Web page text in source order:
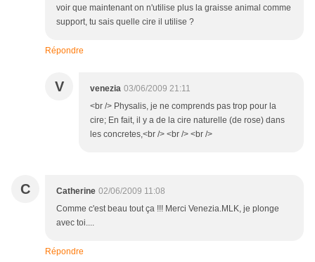
voir que maintenant on n'utilise plus la graisse animal comme
support, tu sais quelle cire il utilise ?
Répondre
V venezia 03/06/2009 21:11
<br /> Physalis, je ne comprends pas trop pour la
cire; En fait, il y a de la cire naturelle (de rose) dans
les concretes,<br /> <br /> <br />
C Catherine 02/06/2009 11:08
Comme c'est beau tout ça !!! Merci Venezia.MLK, je plonge
avec toi....
Répondre